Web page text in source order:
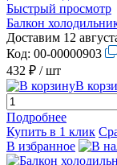
Быстрый просмотр
Балкон
Доставим 12
Код: 00-00000903
432 ₽ / шт
В
Подробнее
Купить в 1 клик
В избранное